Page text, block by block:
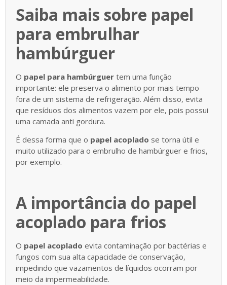
Saiba mais sobre papel
para embrulhar
hambúrguer
O papel para hambúrguer tem uma função
importante: ele preserva o alimento por mais tempo
fora de um sistema de refrigeração. Além disso, evita
que resíduos dos alimentos vazem por ele, pois possui
uma camada anti gordura.
É dessa forma que o papel acoplado se torna útil e
muito utilizado para o embrulho de hambúrguer e frios,
por exemplo.
A importância do papel
acoplado para frios
O papel acoplado evita contaminação por bactérias e
fungos com sua alta capacidade de conservação,
impedindo que vazamentos de líquidos ocorram por
meio da impermeabilidade.